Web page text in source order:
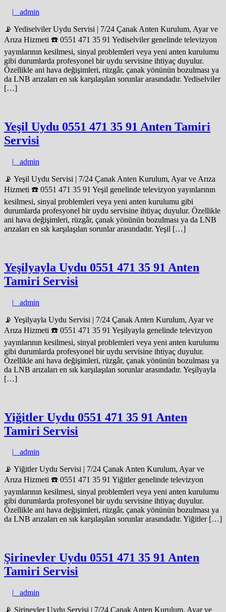
| admin
📡 Yediselviler Uydu Servisi | 7/24 Çanak Anten Kurulum, Ayar ve
Arıza Hizmeti ☎️ 0551 471 35 91 Yediselviler genelinde televizyon
yayınlarının kesilmesi, sinyal problemleri veya yeni anten kurulumu
gibi durumlarda profesyonel bir uydu servisine ihtiyaç duyulur.
Özellikle ani hava değişimleri, rüzgâr, çanak yönünün bozulması ya
da LNB arızaları en sık karşılaşılan sorunlar arasındadır. Yediselviler
[…]
Yeşil Uydu 0551 471 35 91 Anten Tamiri
Servisi
| admin
📡 Yeşil Uydu Servisi | 7/24 Çanak Anten Kurulum, Ayar ve Arıza
Hizmeti ☎️ 0551 471 35 91 Yeşil genelinde televizyon yayınlarının
kesilmesi, sinyal problemleri veya yeni anten kurulumu gibi
durumlarda profesyonel bir uydu servisine ihtiyaç duyulur. Özellikle
ani hava değişimleri, rüzgâr, çanak yönünün bozulması ya da LNB
arızaları en sık karşılaşılan sorunlar arasındadır. Yeşil […]
Yeşilyayla Uydu 0551 471 35 91 Anten
Tamiri Servisi
| admin
📡 Yeşilyayla Uydu Servisi | 7/24 Çanak Anten Kurulum, Ayar ve
Arıza Hizmeti ☎️ 0551 471 35 91 Yeşilyayla genelinde televizyon
yayınlarının kesilmesi, sinyal problemleri veya yeni anten kurulumu
gibi durumlarda profesyonel bir uydu servisine ihtiyaç duyulur.
Özellikle ani hava değişimleri, rüzgâr, çanak yönünün bozulması ya
da LNB arızaları en sık karşılaşılan sorunlar arasındadır. Yeşilyayla
[…]
Yiğitler Uydu 0551 471 35 91 Anten
Tamiri Servisi
admin
📡 Yiğitler Uydu Servisi | 7/24 Çanak Anten Kurulum, Ayar ve
Arıza Hizmeti ☎️ 0551 471 35 91 Yiğitler genelinde televizyon
yayınlarının kesilmesi, sinyal problemleri veya yeni anten kurulumu
gibi durumlarda profesyonel bir uydu servisine ihtiyaç duyulur.
Özellikle ani hava değişimleri, rüzgâr, çanak yönünün bozulması ya
da LNB arızaları en sık karşılaşılan sorunlar arasındadır. Yiğitler […]
Şirinevler Uydu 0551 471 35 91 Anten
Tamiri Servisi
| admin
📡 Şirinevler Uydu Servisi | 7/24 Çanak Anten Kurulum, Ayar ve